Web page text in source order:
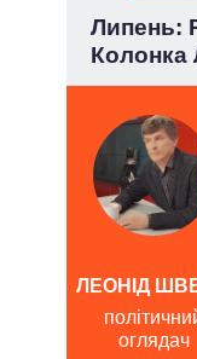
Липень:
Колонка
ЛЕОНІД
оглядач